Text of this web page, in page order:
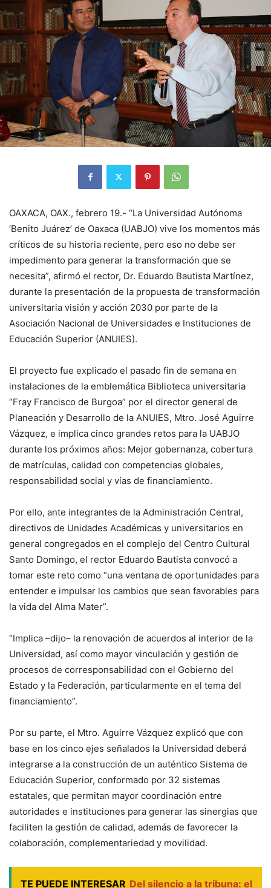
OAXACA, OAX., febrero 19.- “La Universidad Autónoma
‘Benito Juárez’ de Oaxaca (UABJO) vive los momentos más
críticos de su historia reciente, pero eso no debe ser
impedimento para generar la transformación que se
necesita”, afirmó el rector, Dr. Eduardo Bautista Martínez,
durante la presentación de la propuesta de transformación
universitaria visión y acción 2030 por parte de la
Asociación Nacional de Universidades e Instituciones de
Educación Superior (ANUIES).
El proyecto fue explicado el pasado fin de semana en
instalaciones de la emblemática Biblioteca universitaria
“Fray Francisco de Burgoa” por el director general de
Planeación y Desarrollo de la ANUIES, Mtro. José Aguirre
Vázquez, e implica cinco grandes retos para la UABJO
durante los próximos años: Mejor gobernanza, cobertura
de matrículas, calidad con competencias globales,
responsabilidad social y vías de financiamiento.
Por ello, ante integrantes de la Administración Central,
directivos de Unidades Académicas y universitarios en
general congregados en el complejo del Centro Cultural
Santo Domingo, el rector Eduardo Bautista convocó a
tomar este reto como “una ventana de oportunidades para
entender e impulsar los cambios que sean favorables para
la vida del Alma Mater”.
“Implica –dijo– la renovación de acuerdos al interior de la
Universidad, así como mayor vinculación y gestión de
procesos de corresponsabilidad con el Gobierno del
Estado y la Federación, particularmente en el tema del
financiamiento”.
Por su parte, el Mtro. Aguirre Vázquez explicó que con
base en los cinco ejes señalados la Universidad deberá
integrarse a la construcción de un auténtico Sistema de
Educación Superior, conformado por 32 sistemas
estatales, que permitan mayor coordinación entre
autoridades e instituciones para generar las sinergias que
faciliten la gestión de calidad, además de favorecer la
colaboración, complementariedad y movilidad.
TE PUEDE INTERESAR Del silencio a la tribuna: el